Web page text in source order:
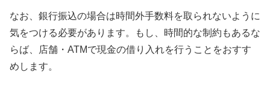
なお、銀行振込の場合は時間外手数料を取られないように
気をつける必要があります。もし、時間的な制約もあるな
らば、店舗・ATMで現金の借り入れを行うことをおすす
めします。